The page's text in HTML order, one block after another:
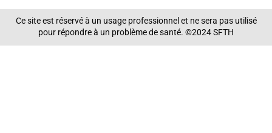
Ce site est réservé à un usage professionnel et ne sera pas utilisé
pour répondre à un problème de santé. ©2024 SFTH